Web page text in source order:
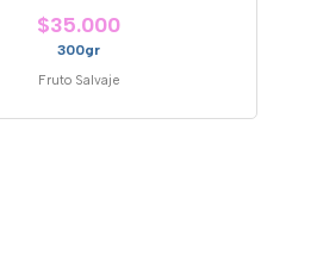
$35.000
300gr
Fruto Salvaje